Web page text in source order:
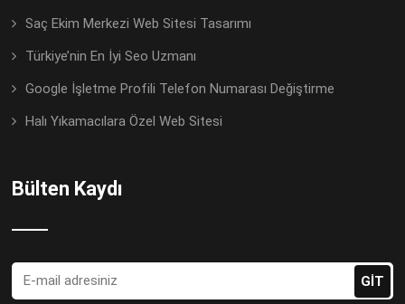
Saç Ekim Merkezi Web Sitesi Tasarımı
Türkiye’nin En İyi Seo Uzmanı
Google İşletme Profili Telefon Numarası Değiştirme
Halı Yıkamacılara Özel Web Sitesi
Bülten Kaydı